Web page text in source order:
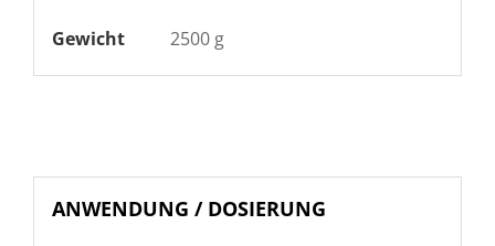
Gewicht 2500 g
ANWENDUNG / DOSIERUNG